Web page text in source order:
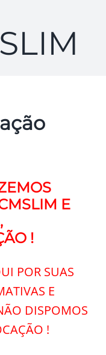
E
!
POR SUAS
E
DISPOMOS
!